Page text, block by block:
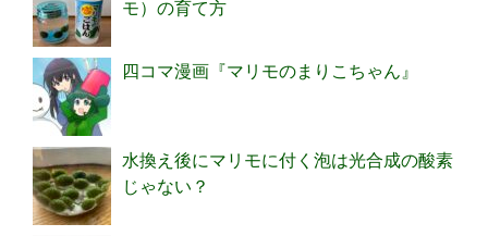
モ）の育て方
四コマ漫画『マリモのまりこちゃん』
水換え後にマリモに付く泡は光合成の酸素
じゃない？